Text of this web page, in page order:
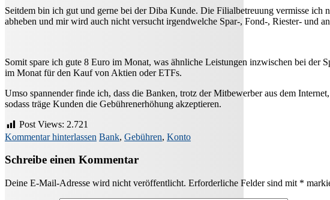
Seitdem bin ich gut und gerne bei der Diba Kunde. Die Filialbetreuung vermisse
abheben und mir wird auch nicht versucht irgendwelche Spar-, Fond-, Riester- und
Somit spare ich gute 8 Euro im Monat, was ähnliche Leistungen inzwischen bei der
im Monat für den Kauf von Aktien oder ETFs.
Umso spannender finde ich, dass die Banken, trotz der Mitbewerber aus dem
sodass träge Kunden die Gebührenerhöhung akzeptieren.
Post Views: 2.721
Kommentar hinterlassen Bank, Gebühren, Konto
Schreibe einen Kommentar
Deine E-Mail-Adresse wird nicht veröffentlicht. Erforderliche Felder sind mit *